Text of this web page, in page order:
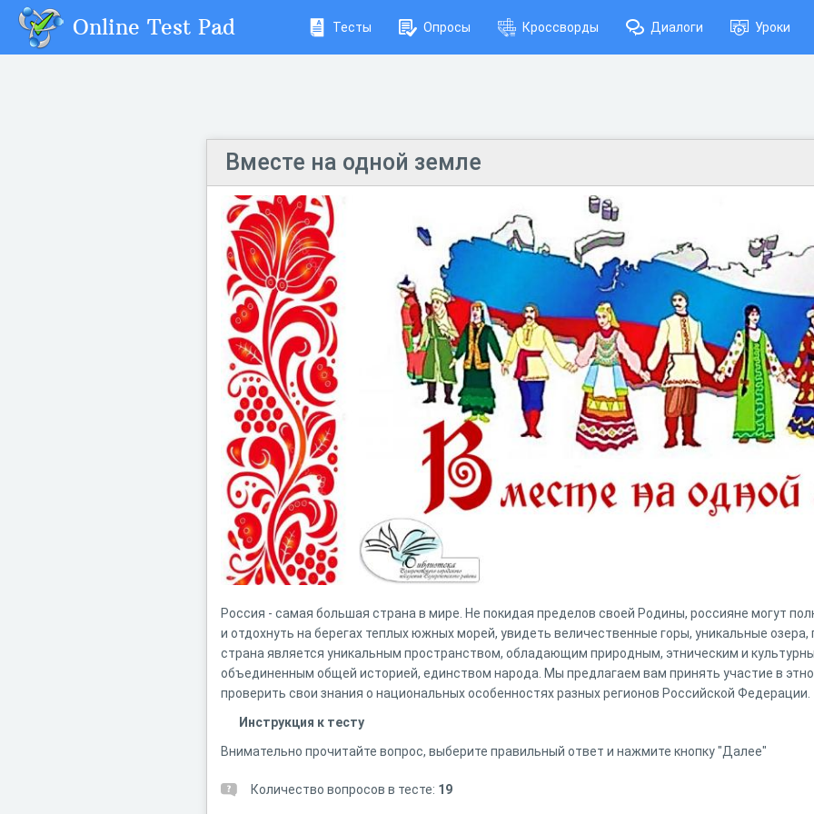
Online Test Pad Тесты Опросы Кроссворды Диалоги Уроки
Вместе на одной земле
Россия - самая большая страна в мире. Не покидая пределов своей Родины, россияне могут
и отдохнуть на берегах теплых южных морей, увидеть величественные горы, уникальные
страна является уникальным пространством, обладающим природным, этническим и
объединенным общей историей, единством народа. Мы предлагаем вам принять участие в
проверить свои знания о национальных особенностях разных регионов Российской Федерации.
Инструкция к тесту
Внимательно прочитайте вопрос, выберите правильный ответ и нажмите кнопку "Далее"
Количество вопросов в тесте: 19